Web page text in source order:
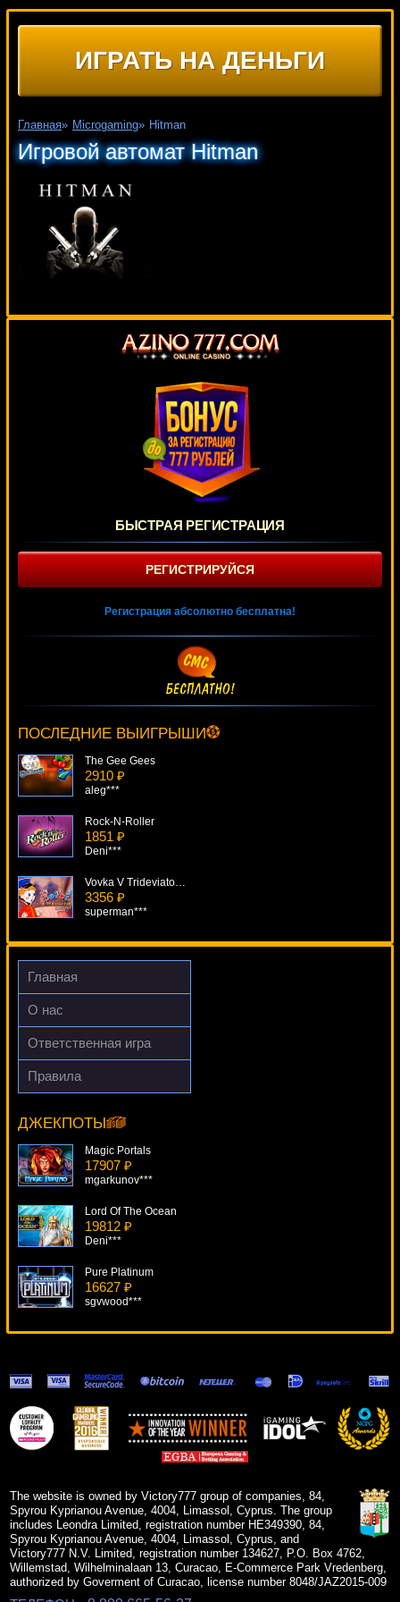
ИГРАТЬ НА ДЕНЬГИ
Главная» Microgaming» Hitman
Игровой автомат Hitman
БЫСТРАЯ РЕГИСТРАЦИЯ
РЕГИСТРИРУЙСЯ
Регистрация абсолютно бесплатна!
ПОСЛЕДНИЕ ВЫИГРЫШИ
beautif***
The Gee Gees
2910 ₽
aleg***
Rock-N-Roller
1851 ₽
Deni***
Vovka V Trideviatom Carstve
3356 ₽
superman***
Heist
3887 ₽
Root77***
Главная
О нас
Ответственная игра
Правила
ДЖЕКПОТЫ
Miss Fortune
alex***
Magic Portals
17907 ₽
mgarkunov***
Lord Of The Ocean
19812 ₽
Deni***
Pure Platinum
16627 ₽
sgvwood***
Jacks Or Better
16475 ₽
Gamer***
Cops 'N' Robbers
The website is owned by Victory777 group of companies, 84,
Spyrou Kyprianou Avenue, 4004, Limassol, Cyprus. The group
includes Leondra Limited, registration number HE349390, 84,
Spyrou Kyprianou Avenue, 4004, Limassol, Cyprus, and
Victory777 N.V. Limited, registration number 134627, P.O. Box 4762,
Willemstad, Wilhelminalaan 13, Curacao, E-Commerce Park Vredenberg,
authorized by Goverment of Curacao, license number 8048/JAZ2015-009